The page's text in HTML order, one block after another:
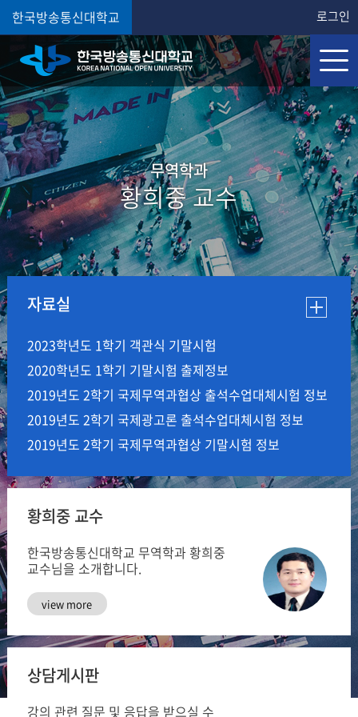
한국방송통신대학교 로그인
무역학과
황희중 교수
자료실
2023학년도 1학기 객관식 기말시험
2020학년도 1학기 기말시험 출제정보
2019년도 2학기 국제무역과협상 출석수업대체시험 정보
2019년도 2학기 국제광고론 출석수업대체시험 정보
2019년도 2학기 국제무역과협상 기말시험 정보
황희중 교수
한국방송통신대학교 무역학과 황희중
교수님을 소개합니다.
view more
상담게시판
강의 관련 질문 및 응답을 받으실 수